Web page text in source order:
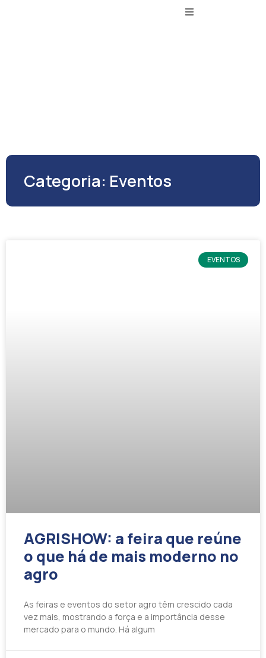
Categoria: Eventos
EVENTOS
AGRISHOW: a feira que reúne
o que há de mais moderno no
agro
As feiras e eventos do setor agro têm crescido cada
vez mais, mostrando a força e a importância desse
mercado para o mundo. Há algum